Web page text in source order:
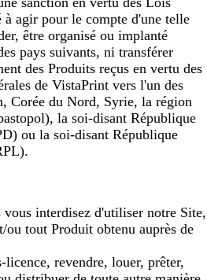
agir pour le compte d'une telle
être organisé ou implanté
pays suivants, ni transférer
des Produits reçus en vertu des
de VistaPrint vers l'un des
Corée du Nord, Syrie, la région
la soi-disant République
ou la soi-disant République
interdisez d'utiliser notre Site,
tout Produit obtenu auprès de
licence, revendre, louer, prêter,